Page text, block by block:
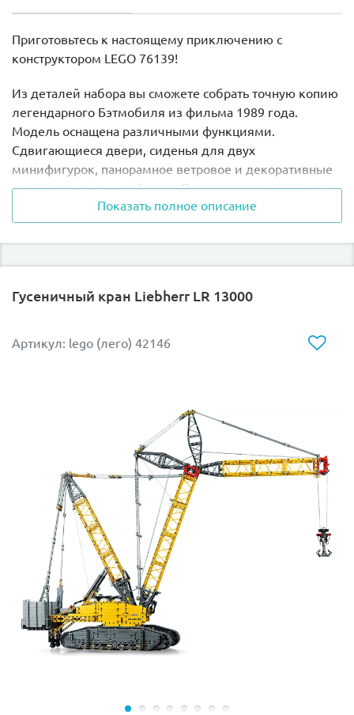
Приготовьтесь к настоящему приключению с
конструктором LEGO 76139!
Из деталей набора вы сможете собрать точную копию
легендарного Бэтмобиля из фильма 1989 года.
Модель оснащена различными функциями.
Сдвигающиеся двери, сиденья для двух
минифигурок, панорамное ветровое и декоративные
захватные крюки по бокам. Под капотом спрятаны
пулеметы. Просто поверните выхлопную трубу, и они
появятся!
подставку.
Конструктор LEGO 76139 станет отличным подарком
всем фанатам Бэтмена!
Показать полное описание
Гусеничный кран Liebherr LR 13000
Артикул: lego (лего) 42146